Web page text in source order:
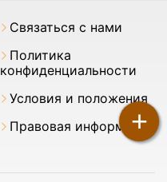
+
Связаться с нами
Политика
конфиденциальности
Условия и положения
Правовая информация